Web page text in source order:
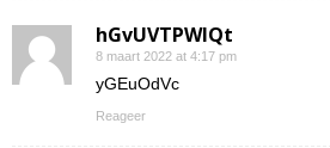
hGvUVTPWIQt
8 maart 2022 at 4:17 pm
yGEuOdVc
Reageer